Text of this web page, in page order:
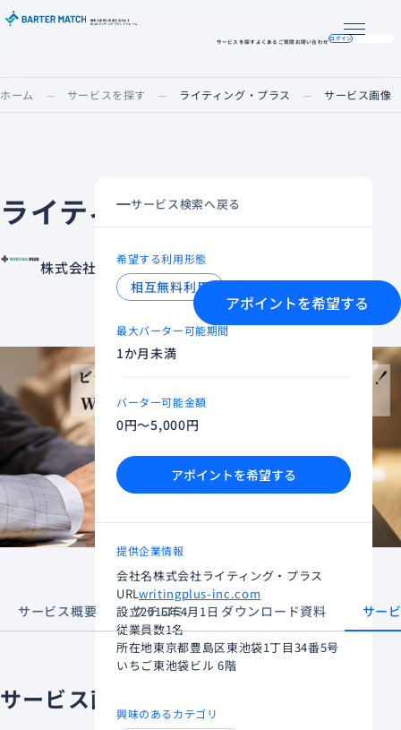
メニュ
確実な実績と成果を生み出す
BtoBマッチングプラットフォーム
サービスを探す よくあるご質問お問い合わせログイン
ホーム サービスを探す ライティング・プラス サービス画像
ライティングアドバイス
株式会社ライティング・プラス
アポイントを希望する
サービス概要 クチコミ ダウンロード資料 サー
サービス画像
サービス検索へ戻る
希望する利用形態
相互無料利用
最大バーター可能期間
1か月未満
バーター可能金額
0円～5,000円
アポイントを希望する
提供企業情報
会社名株式会社ライティング・プラス
URLwritingplus-inc.com
設立2016年4月1日
従業員数1名
所在地東京都豊島区東池袋1丁目34番5号
いちご東池袋ビル 6階
興味のあるカテゴリ